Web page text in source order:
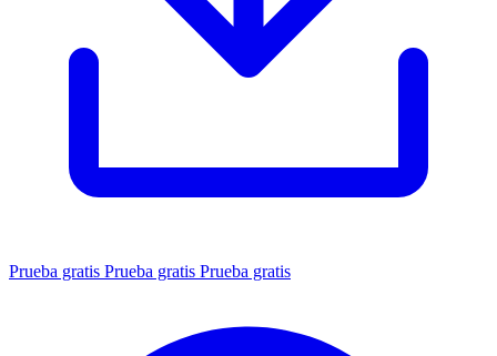
Prueba gratis Prueba gratis Prueba gratis